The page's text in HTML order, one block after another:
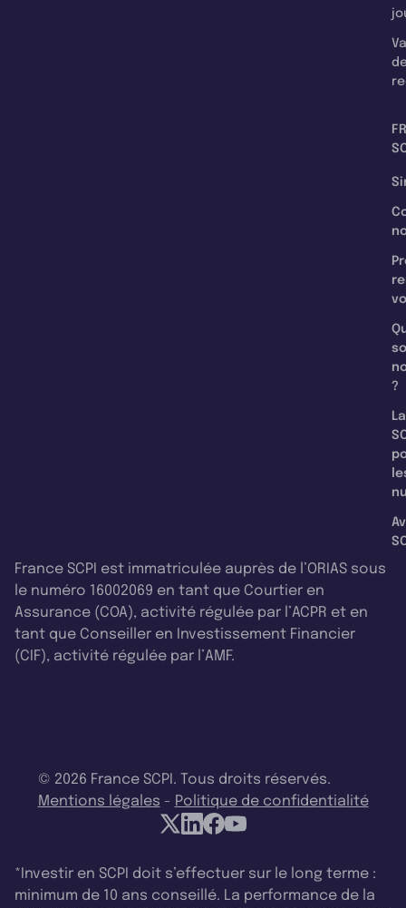
?
La
France SCPI est immatriculée auprès de l’ORIAS sous
le numéro 16002069 en tant que Courtier en
Assurance (COA), activité régulée par l’ACPR et en
tant que Conseiller en Investissement Financier
(CIF), activité régulée par l’AMF.
© 2026 France SCPI. Tous droits réservés.
Mentions légales - Politique de confidentialité
*Investir en SCPI doit s’effectuer sur le long terme :
minimum de 10 ans conseillé. La performance de la